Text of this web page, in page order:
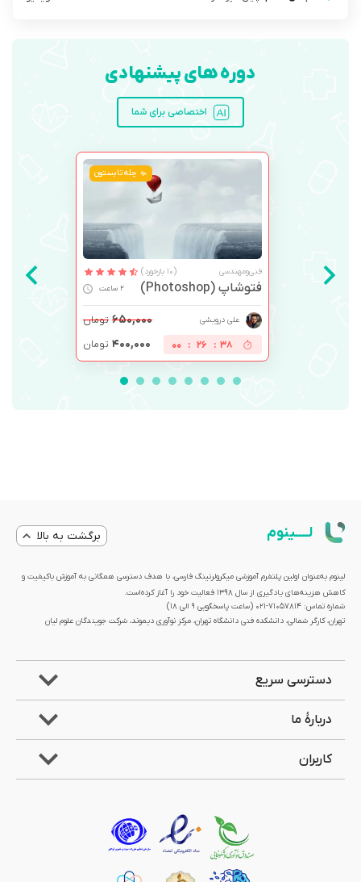
دوره های پیشنهادی
اختصاصی برای شما
چله تابستون
فنی‌ومهندسی (10 بازخورد)
فتوشاپ (Photoshop) 2 ساعت
علی درویشی ۶۵۰,۰۰۰ تومان
38
:
26
:
00 ۴۰۰,۰۰۰ تومان
لــــینوم برگشت به بالا
لینوم به‌عنوان اولین پلتفرم آموزشی میکرولرنینگ فارسی، با هدف دسترسی همگانی به آموزش باکیفیت و
کاهش هزینه‌های یادگیری از سال 1398 فعالیت خود را آغاز کرده‌است.
شماره تماس: 71057814-021 (ساعت پاسخگویی ۹ الی ۱۸)
تهران، کارگر شمالی، دانشکده فنی دانشگاه تهران، مرکز نوآوری دیموند، شرکت جویندگان علوم لیان
دسترسی سریع
دربارۀ ما
کاربران